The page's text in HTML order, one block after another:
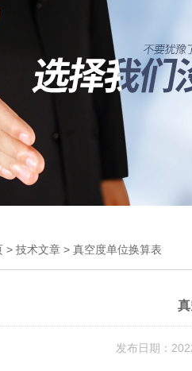
> 技术文章 > 真空度单位换算表
发布日期：